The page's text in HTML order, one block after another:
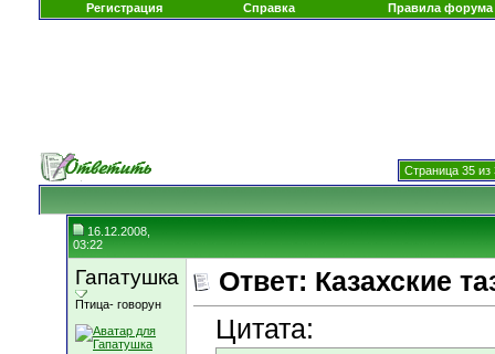
Регистрация Справка Правила форума
Страница 35 из
16.12.2008,
03:22
Гапатушка
Птица- говорун
Ответ: Казахские
Цитата: